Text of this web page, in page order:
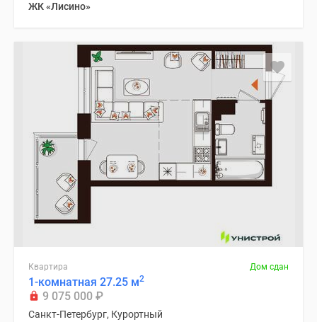
ЖК «Лисино»
Квартира Дом сдан
1-комнатная 27.25 м2
9 075 000 ₽
Санкт-Петербург, Курортный